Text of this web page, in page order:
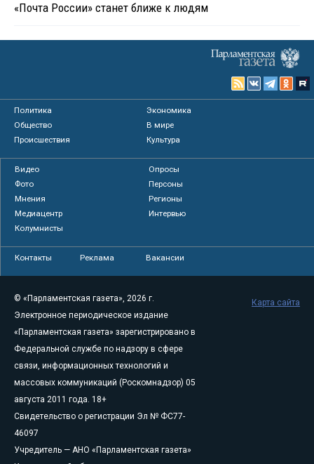
«Почта России» станет ближе к людям
Политика
Экономика
Общество
В мире
Происшествия
Культура
Видео
Опросы
Фото
Персоны
Мнения
Регионы
Медиацентр
Интервью
Колумнисты
Контакты Реклама Вакансии
© «Парламентская газета», 2026 г.
Электронное периодическое издание
«Парламентская газета» зарегистрировано в
Федеральной службе по надзору в сфере
связи, информационных технологий и
массовых коммуникаций (Роскомнадзор) 05
августа 2011 года. 18+
Свидетельство о регистрации Эл № ФС77-
46097
Учредитель — АНО «Парламентская газета»
Карта сайта